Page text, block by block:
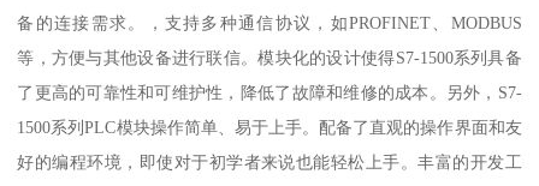
备的连接需求。，支持多种通信协议，如PROFINET、MODBUS
等，方便与其他设备进行联信。模块化的设计使得S7-1500系列具备
了更高的可靠性和可维护性，降低了故障和维修的成本。另外，S7-
1500系列PLC模块操作简单、易于上手。配备了直观的操作界面和友
好的编程环境，即使对于初学者来说也能轻松上手。丰富的开发工